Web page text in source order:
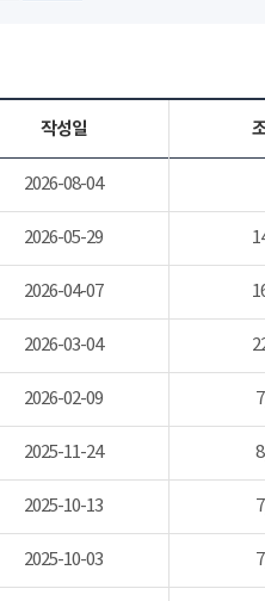
작성일
2026-08-04
2026-05-29
2026-04-07
2026-03-04
2026-02-09
2025-11-24
2025-10-13
2025-10-03